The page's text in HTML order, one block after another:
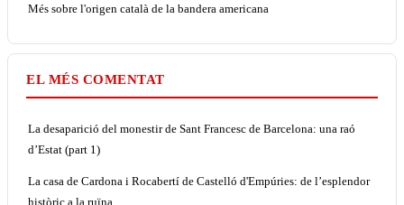
Més sobre l'origen català de la bandera americana
EL MÉS COMENTAT
La desaparició del monestir de Sant Francesc de Barcelona: una raó
d’Estat (part 1)
La casa de Cardona i Rocabertí de Castelló d'Empúries: de l’esplendor
històric a la ruïna